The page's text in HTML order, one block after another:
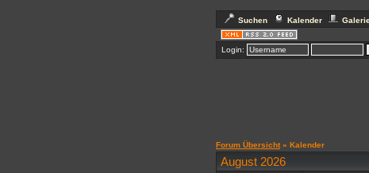
Suchen Kalender
Login:
Forum Übersicht» Kalender
August 2026